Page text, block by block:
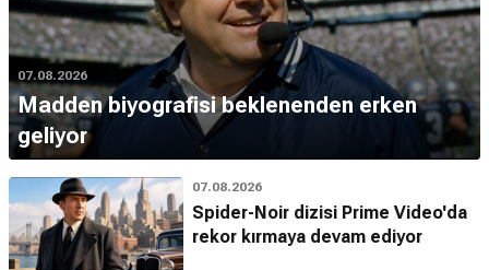
07.08.2026
Madden biyografisi beklenenden erken
geliyor
07.08.2026
Spider-Noir dizisi Prime Video'da
rekor kırmaya devam ediyor